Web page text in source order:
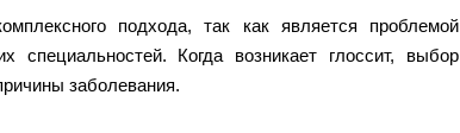
подхода, так как является проблемой
специальностей. Когда возникает глоссит, выбор
заболевания.